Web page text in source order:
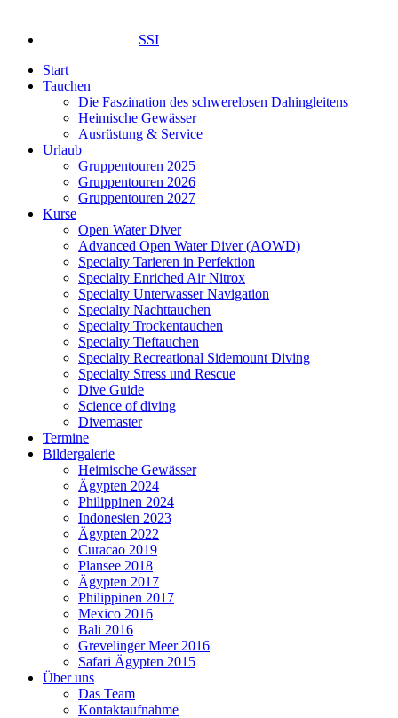
SSI
Start
Tauchen
Die Faszination des schwerelosen Dahingleitens
Heimische Gewässer
Ausrüstung & Service
Urlaub
Gruppentouren 2025
Gruppentouren 2026
Gruppentouren 2027
Kurse
Open Water Diver
Advanced Open Water Diver (AOWD)
Specialty Tarieren in Perfektion
Specialty Enriched Air Nitrox
Specialty Unterwasser Navigation
Specialty Nachttauchen
Specialty Trockentauchen
Specialty Tieftauchen
Specialty Recreational Sidemount Diving
Specialty Stress und Rescue
Dive Guide
Science of diving
Divemaster
Termine
Bildergalerie
Heimische Gewässer
Ägypten 2024
Philippinen 2024
Indonesien 2023
Ägypten 2022
Curacao 2019
Plansee 2018
Ägypten 2017
Philippinen 2017
Mexico 2016
Bali 2016
Grevelinger Meer 2016
Safari Ägypten 2015
Über uns
Das Team
Kontaktaufnahme